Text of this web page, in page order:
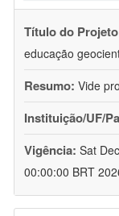
Título do
educação
Resumo: Vide
Instituição/UF/
Vigência: Sat
00:00:00 BRT